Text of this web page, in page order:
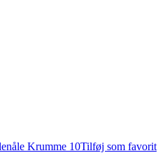
Tilføj som favorit